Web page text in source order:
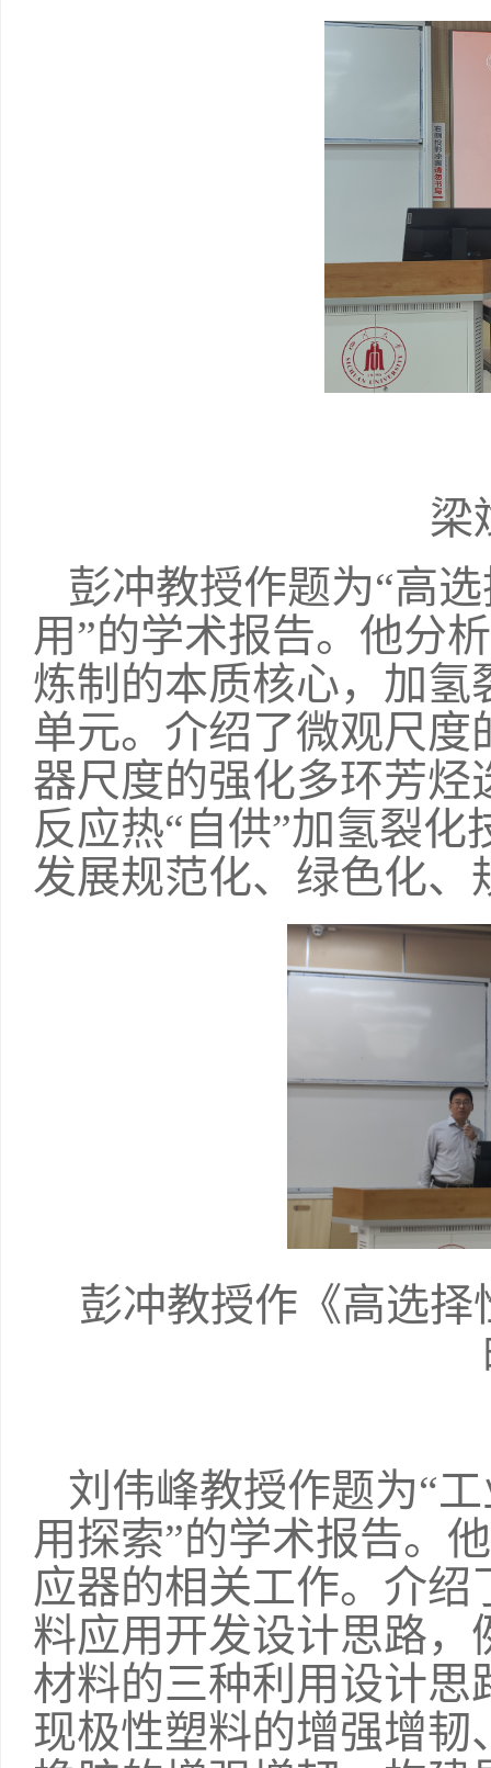
梁
彭冲教授作题为“高
用”的学术报告。他分
炼制的本质核心，加
单元。介绍了微观尺
器尺度的强化多环芳
反应热“自供”加氢裂
发展规范化、绿色化、
彭冲教授作《高选
刘伟峰教授作题为“
用探索”的学术报告。
应器的相关工作。介
料应用开发设计思路
材料的三种利用设计
现极性塑料的增强增